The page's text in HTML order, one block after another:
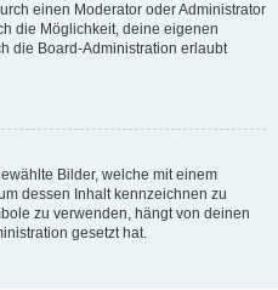
einen Moderator oder Administrator
die Möglichkeit, deine eigenen
die Board-Administration erlaubt
Bilder, welche mit einem
dessen Inhalt kennzeichnen zu
zu verwenden, hängt von deinen
gesetzt hat.